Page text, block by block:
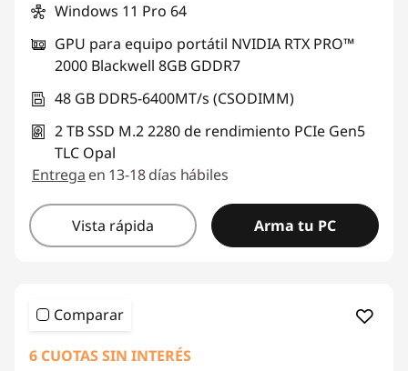
Windows 11 Pro 64
GPU para equipo portátil NVIDIA RTX PRO™
2000 Blackwell 8GB GDDR7
48 GB DDR5-6400MT/s (CSODIMM)
2 TB SSD M.2 2280 de rendimiento PCIe Gen5
TLC Opal
Entrega en 13-18 días hábiles
Vista rápida Arma tu PC
Comparar
6 CUOTAS SIN INTERÉS